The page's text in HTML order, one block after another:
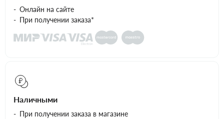
Онлайн на сайте
При получении заказа*
Наличными
При получении заказа в магазине